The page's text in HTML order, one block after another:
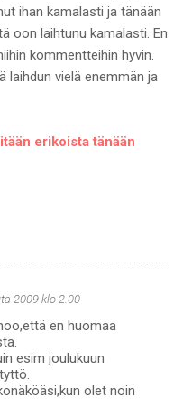
ihan kamalasti ja tänään
oon laihtunu kamalasti. En
kommentteihin hyvin.
laihdun vielä enemmän ja
erikoista tänään
2009 klo 2.00
en huomaa
esim joulukuun
olet noin